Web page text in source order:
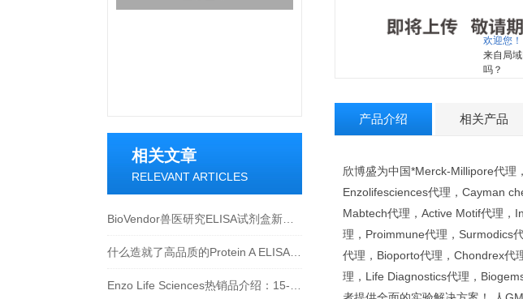
欢迎您！
来自局
吗？
相关文章
RELEVANT ARTICLES
产品介绍 相关产品
欣博盛为中国*Merck-Millipore代理
Enzolifesciences代理，Cayman
Mabtech代理，Active Motif代理，
理，Proimmune代理，Surmodics
代理，Bioporto代理，Chondrex代
理，Life Diagnostics代理，